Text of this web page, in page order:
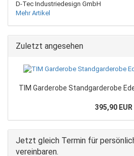
D-Tec Industriedesign GmbH
Mehr Artikel
Zuletzt angesehen
TIM Garderobe Standgarderobe
395,90 EUR
Jetzt gleich Termin für
vereinbaren.